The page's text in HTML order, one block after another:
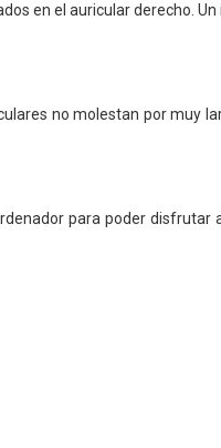
en el auricular derecho.
no molestan por muy
para poder disfrutar